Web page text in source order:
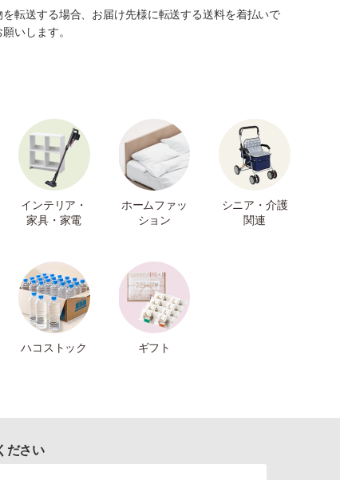
転送する場合、お届け先様に転送する送料を着払いで
いします。
インテリア・
家具・家電
ホームファッ
ション
シニア・介護
関連
ハコストック ギフト
ださい